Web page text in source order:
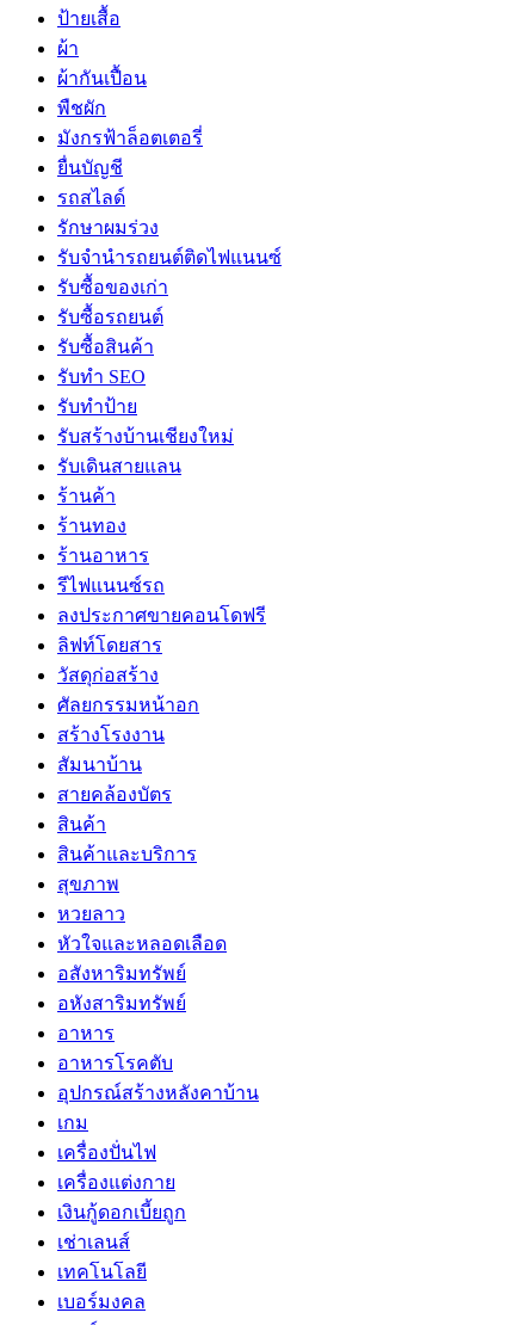
ป้ายเสื้อ
ผ้า
ผ้ากันเปื้อน
พืชผัก
มังกรฟ้าล็อตเตอรี่
ยื่นบัญชี
รถสไลด์
รักษาผมร่วง
รับจํานํารถยนต์ติดไฟแนนซ์
รับซื้อของเก่า
รับซื้อรถยนต์
รับซื้อสินค้า
รับทำ SEO
รับทำป้าย
รับสร้างบ้านเชียงใหม่
รับเดินสายแลน
ร้านค้า
ร้านทอง
ร้านอาหาร
รีไฟแนนซ์รถ
ลงประกาศขายคอนโดฟรี
ลิฟท์โดยสาร
วัสดุก่อสร้าง
ศัลยกรรมหน้าอก
สร้างโรงงาน
สัมนาบ้าน
สายคล้องบัตร
สินค้า
สินค้าและบริการ
สุขภาพ
หวยลาว
หัวใจและหลอดเลือด
อสังหาริมทรัพย์
อหังสาริมทรัพย์
อาหาร
อาหารโรคตับ
อุปกรณ์สร้างหลังคาบ้าน
เกม
เครื่องปั่นไฟ
เครื่องแต่งกาย
เงินกู้ดอกเบี้ยถูก
เช่าเลนส์
เทคโนโลยี
เบอร์มงคล